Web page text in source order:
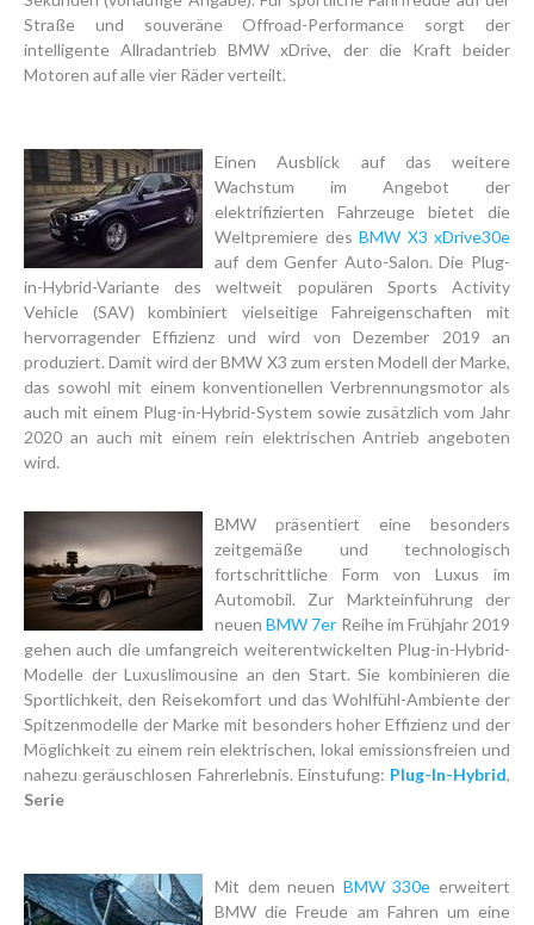
Straße und souveräne Offroad-Performance sorgt der
intelligente Allradantrieb BMW xDrive, der die Kraft beider
Motoren auf alle vier Räder verteilt.
Einen Ausblick auf das weitere
Wachstum im Angebot der
elektrifizierten Fahrzeuge bietet die
Weltpremiere des BMW X3 xDrive30e
auf dem Genfer Auto-Salon. Die Plug-
in-Hybrid-Variante des weltweit populären Sports Activity
Vehicle (SAV) kombiniert vielseitige Fahreigenschaften mit
hervorragender Effizienz und wird von Dezember 2019 an
produziert. Damit wird der BMW X3 zum ersten Modell der Marke,
das sowohl mit einem konventionellen Verbrennungsmotor als
auch mit einem Plug-in-Hybrid-System sowie zusätzlich vom Jahr
2020 an auch mit einem rein elektrischen Antrieb angeboten
wird.
BMW präsentiert eine besonders
zeitgemäße und technologisch
fortschrittliche Form von Luxus im
Automobil. Zur Markteinführung der
neuenBMW 7er Reihe im Frühjahr 2019
gehen auch die umfangreich weiterentwickelten Plug-in-Hybrid-
Modelle der Luxuslimousine an den Start. Sie kombinieren die
Sportlichkeit, den Reisekomfort und das Wohlfühl-Ambiente der
Spitzenmodelle der Marke mit besonders hoher Effizienz und der
Möglichkeit zu einem rein elektrischen, lokal emissionsfreien und
nahezu geräuschlosen Fahrerlebnis. Einstufung: Plug-In-Hybrid,
Serie
Mit dem neuen BMW 330e erweitert
BMW die Freude am Fahren um eine